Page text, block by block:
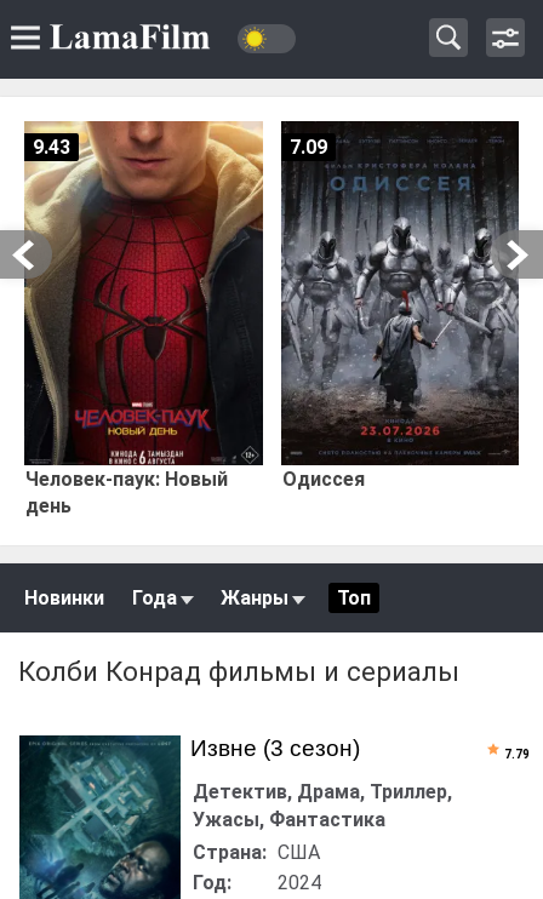
Человек-паук: Новый
день
9.43
Одиссея
7.09
Новинки Года Жанры Топ
Колби Конрад фильмы и сериалы
Извне (3 сезон)
Детектив, Драма, Триллер,
Ужасы, Фантастика
Страна: США
Год:
2024
7.79